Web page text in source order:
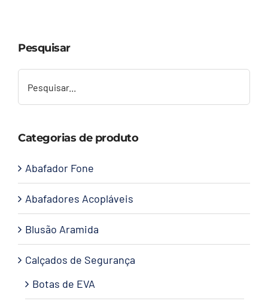
Contato
Pesquisar
Categorias de produto
Abafador Fone
Abafadores Acopláveis
Blusão Aramida
Calçados de Segurança
Botas de EVA